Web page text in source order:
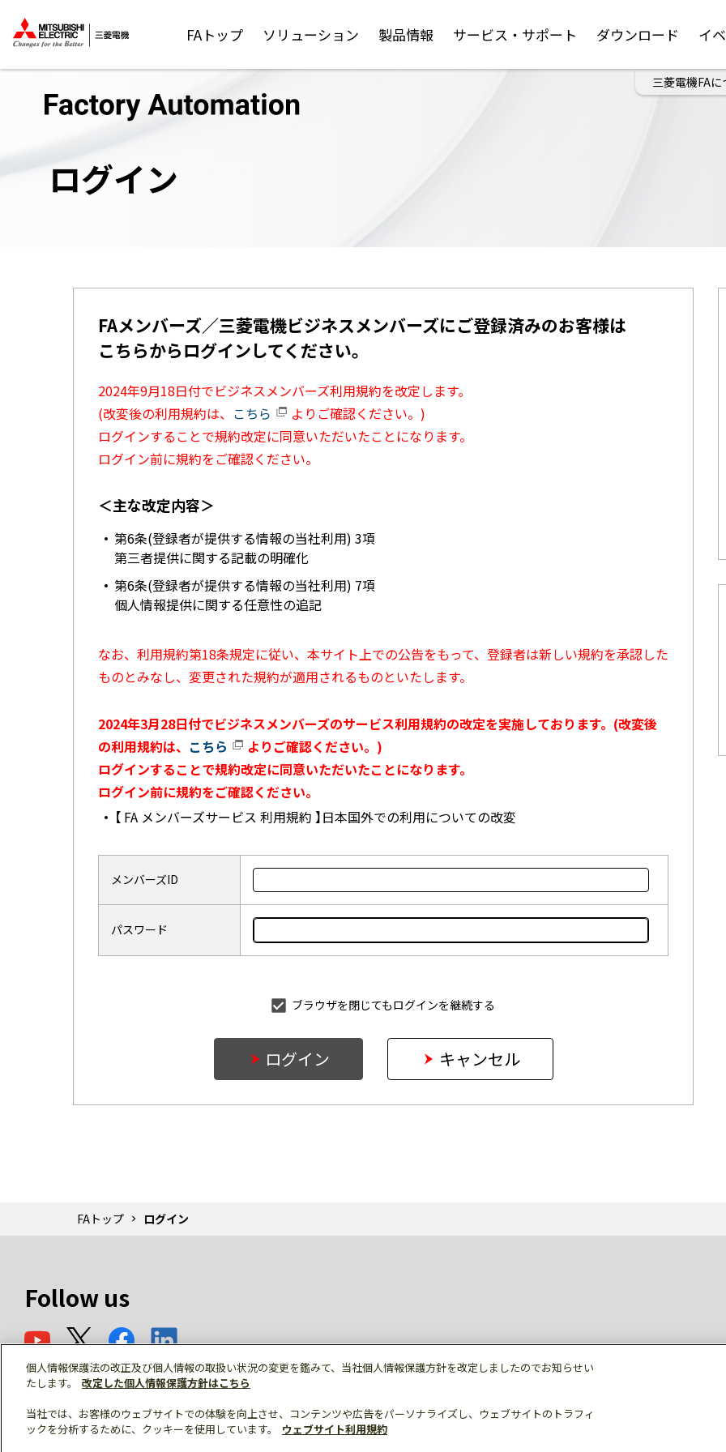
FAトップ ソリューション 製品情報 サービス・サポート ダウンロード イ
三菱電機FAに
ログイン
FAメンバーズ／三菱電機ビジネスメンバーズにご登録済みのお客様は
こちらからログインしてください。
2024年9月18日付でビジネスメンバーズ利用規約を改定します。
(改変後の利用規約は、 こちら
よりご確認ください。)
ログインすることで規約改定に同意いただいたことになります。
ログイン前に規約をご確認ください。
＜主な改定内容＞
第6条(登録者が提供する情報の当社利用) 3項
第三者提供に関する記載の明確化
第6条(登録者が提供する情報の当社利用) 7項
個人情報提供に関する任意性の追記
なお、利用規約第18条規定に従い、本サイト上での公告をもって、登録者は新しい規約を承認した
ものとみなし、変更された規約が適用されるものといたします。
2024年3月28日付でビジネスメンバーズのサービス利用規約の改定を実施しております。(改変後
の利用規約は、 こちら
よりご確認ください。)
ログインすることで規約改定に同意いただいたことになります。
ログイン前に規約をご確認ください。
【 FA メンバーズサービス 利用規約 】日本国外での利用についての改変
メンバーズID
パスワード
ブラウザを閉じてもログインを継続する
ログイン キャンセル
FAトップ ログイン
Follow us
© Mitsubishi Electric Corporation
個人情報保護法の改正及び個人情報の取扱い状況の変更を鑑みて、当社個人情報保護方針を改定しましたのでお知らせい
たします。
改定した個人情報保護方針はこちら
当社では、お客様のウェブサイトでの体験を向上させ、コンテンツや広告をパーソナライズし、ウェブサイトのトラフィ
ックを分析するために、クッキーを使用しています。
ウェブサイト利用規約